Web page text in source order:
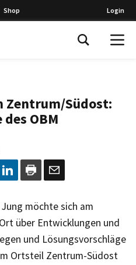
Shop Login
Zentrum/Südost:
OBM
möchte sich am
über Entwicklungen und
und Lösungsvorschläge
Ortsteil Zentrum-Südost